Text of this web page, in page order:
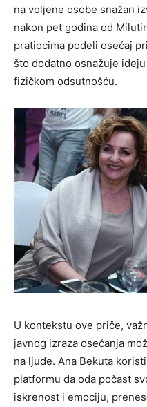
na voljene osobe snažan
nakon pet godina od
pratiocima podeli osećaj
što dodatno osnažuje
fizičkom odsutnošću.
U kontekstu ove priče,
javnog izraza osećanja
na ljude. Ana Bekuta
platformu da oda počast
iskrenost i emociju,